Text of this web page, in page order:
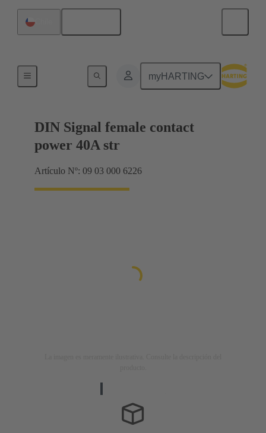
myHARTING
Terminación de placa madre a tarjeta hija
DIN Signal female contact
power 40A str
Artículo Nº: 09 03 000 6226